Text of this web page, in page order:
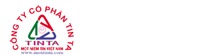
Từ mục này trở xuống là mã nguồn Zalo